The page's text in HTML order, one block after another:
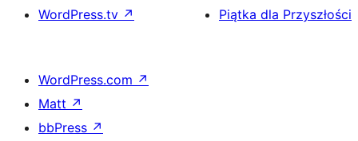
WordPress.tv ↗
Piątka dla Przyszłości
WordPress.com ↗
Matt ↗
bbPress ↗